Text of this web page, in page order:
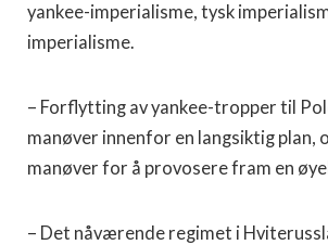
yankee-imperialisme, tysk
imperialisme.
– Forflytting av yankee-tropper til
manøver innenfor en langsiktig plan,
manøver for å provosere fram en
– Det nåværende regimet i